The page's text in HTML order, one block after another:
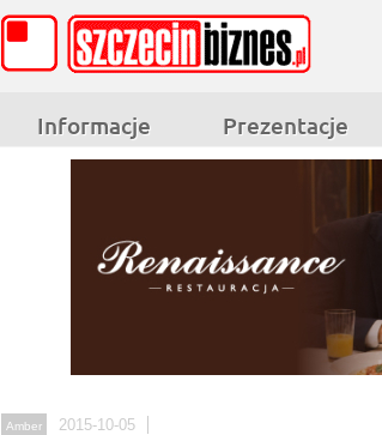
Informacje Prezentacje
Amber 2015-10-05